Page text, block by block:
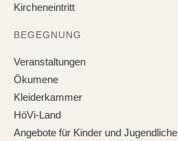
Kircheneintritt
BEGEGNUNG
Veranstaltungen
Ökumene
Kleiderkammer
HöVi-Land
Angebote für Kinder und Jugendliche